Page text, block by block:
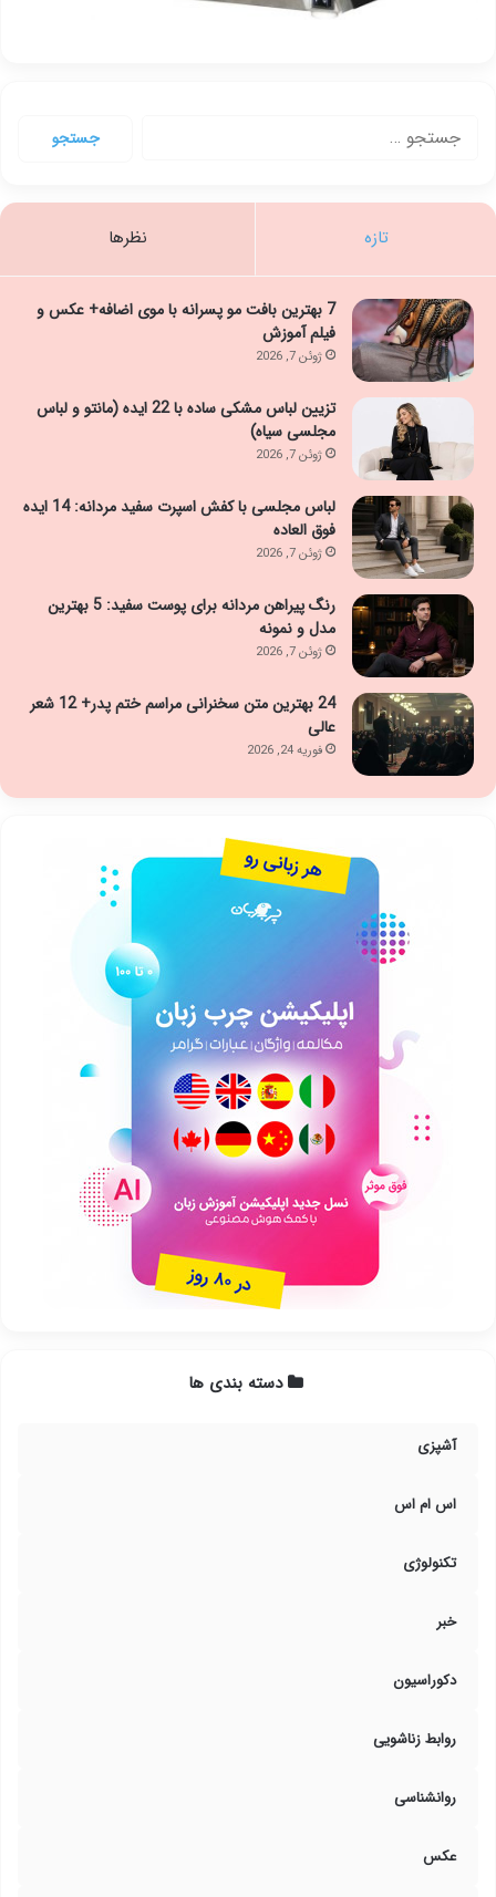
تازه نظرها
7 بهترین بافت مو پسرانه با موی اضافه+ عکس و
فیلم آموزش
ژوئن 7, 2026
تزیین لباس مشکی ساده با 22 ایده (مانتو و لباس
مجلسی سیاه)
ژوئن 7, 2026
لباس مجلسی با کفش اسپرت سفید مردانه: 14 ایده
فوق العاده
ژوئن 7, 2026
رنگ پیراهن مردانه برای پوست سفید: 5 بهترین
مدل و نمونه
ژوئن 7, 2026
24 بهترین متن سخنرانی مراسم ختم پدر+ 12 شعر
عالی
فوریه 24, 2026
دسته بندی ها
آشپزی
اس ام اس
تکنولوژی
خبر
دکوراسیون
روابط زناشویی
روانشناسی
عکس